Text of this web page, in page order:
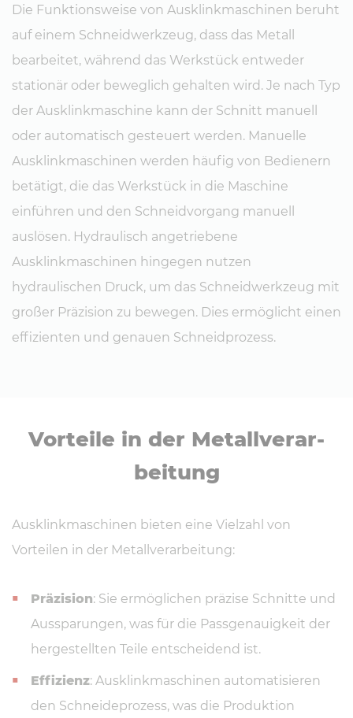
Die Funktionsweise von Ausklinkmaschinen beruht
auf einem Schneidwerkzeug, dass das Metall
bearbeitet, während das Werkstück entweder
stationär oder beweglich gehalten wird. Je nach Typ
der Ausklinkmaschine kann der Schnitt manuell
oder automatisch gesteuert werden. Manuelle
Ausklinkmaschinen werden häufig von Bedienern
betätigt, die das Werkstück in die Maschine
einführen und den Schneidvorgang manuell
auslösen. Hydraulisch angetriebene
Ausklinkmaschinen hingegen nutzen
hydraulischen Druck, um das Schneidwerkzeug mit
großer Präzision zu bewegen. Dies ermöglicht einen
effizienten und genauen Schneidprozess.
Vorteile in der Me­tall­ver­ar­
bei­tung
Ausklinkmaschinen bieten eine Vielzahl von
Vorteilen in der Metallverarbeitung:
Präzision: Sie ermöglichen präzise Schnitte und
Aussparungen, was für die Passgenauigkeit der
hergestellten Teile entscheidend ist.
Effizienz: Ausklinkmaschinen automatisieren
den Schneideprozess, was die Produktion